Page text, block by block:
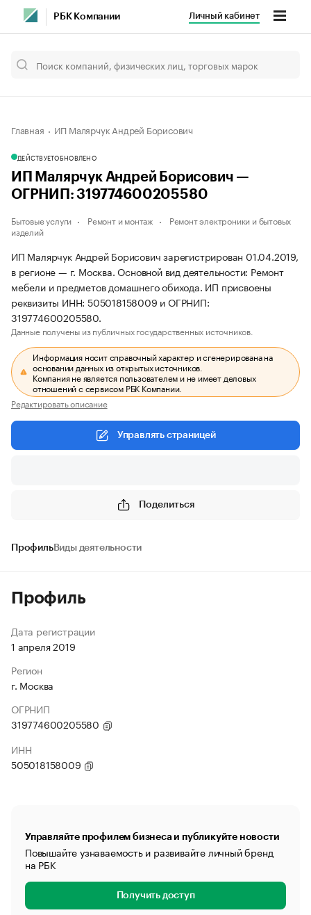
РБК Компании Личный кабинет
Главная ИП Малярчук Андрей Борисович
ДЕЙСТВУЕТОБНОВЛЕНО
ИП Малярчук Андрей Борисович —
ОГРНИП: 319774600205580
Бытовые услуги Ремонт и монтаж
Ремонт электроники и бытовых
изделий
ИП Малярчук Андрей Борисович зарегистрирован 01.04.2019,
в регионе — г. Москва. Основной вид деятельности: Ремонт
мебели и предметов домашнего обихода. ИП присвоены
реквизиты ИНН: 505018158009 и ОГРНИП:
319774600205580.
Данные получены из публичных государственных источников.
Информация носит справочный характер и сгенерирована на
основании данных из открытых источников.
Компания не является пользователем и не имеет деловых
отношений с сервисом РБК Компании.
Редактировать описание
Управлять страницей
Поделиться
ПрофильВиды деятельности
Профиль
Дата регистрации
1 апреля 2019
Регион
г. Москва
ОГРНИП
319774600205580
ИНН
505018158009
Управляйте профилем бизнеса и публикуйте новости
Повышайте узнаваемость и развивайте личный бренд
на РБК
Получить доступ